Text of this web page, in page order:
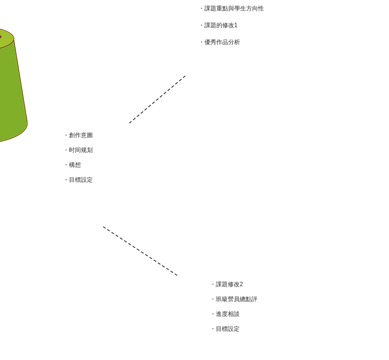
・創作意圖
・时间规划
・構想
・目標設定
・課題重點與學生方向性
・課題的修改1
・優秀作品分析
・課題修改2
・班級營員總點評
・進度相談
・目標設定